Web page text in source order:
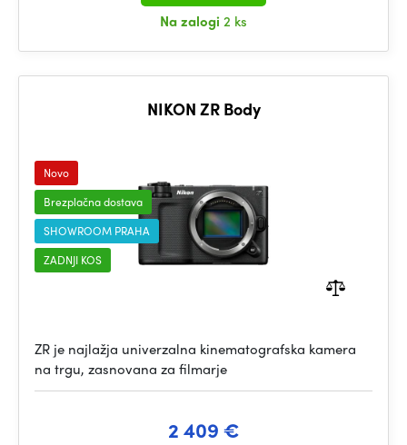
Na zalogi 2 ks
NIKON ZR Body
Novo
Brezplačna dostava
SHOWROOM PRAHA
ZADNJI KOS
ZR je najlažja univerzalna kinematografska kamera
na trgu, zasnovana za filmarje
2 409 €